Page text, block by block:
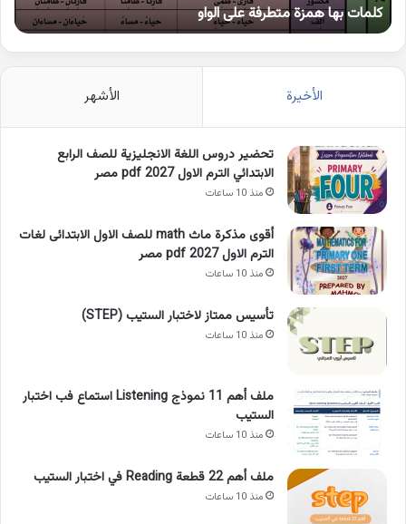
كلمات بها همزة متطرفة على الواو
الأخيرة الأشهر
تحضير دروس اللغة الانجليزية للصف الرابع
الابتدائي الترم الاول 2027 pdf مصر
منذ 10 ساعات
أقوى مذكرة ماث math للصف الاول الابتدائى لغات
الترم الاول pdf 2027 مصر
منذ 10 ساعات
تأسيس ممتاز لاختبار الستيب (STEP)
منذ 10 ساعات
ملف أهم 11 نموذج Listening استماع فب اختبار
الستيب
منذ 10 ساعات
ملف أهم 22 قطعة Reading في اختبار الستيب
منذ 10 ساعات